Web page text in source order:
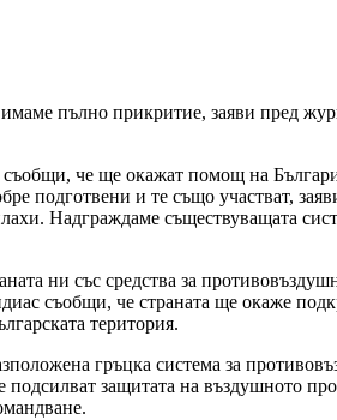
пълно прикритие, заяви пред
че ще окажат помощ на
и те също участват,
Надграждаме съществуващата
ни със средства за
съобщи, че страната ще окаже
територия.
гръцка система за
защитата на въздушното